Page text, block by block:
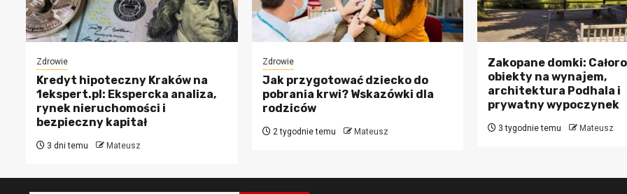
Zdrowie
Kredyt hipoteczny Kraków na
1ekspert.pl: Ekspercka analiza,
rynek nieruchomości i
bezpieczny kapitał
3 dni temu Mateusz
Zdrowie
Jak przygotować dziecko do
pobrania krwi? Wskazówki dla
rodziców
2 tygodnie temu Mateusz
Zakopane domki:
obiekty na wynajem,
architektura Podhala i
prywatny wypoczynek
3 tygodnie temu Mateusz